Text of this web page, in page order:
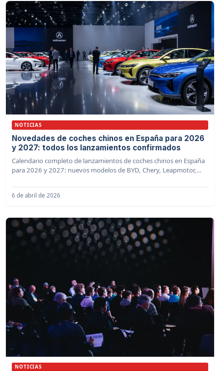
NOTICIAS
Novedades de coches chinos en España para 2026
y 2027: todos los lanzamientos confirmados
Calendario completo de lanzamientos de coches chinos en España
para 2026 y 2027: nuevos modelos de BYD, Chery, Leapmotor,
6 de abril de 2026
NOTICIAS